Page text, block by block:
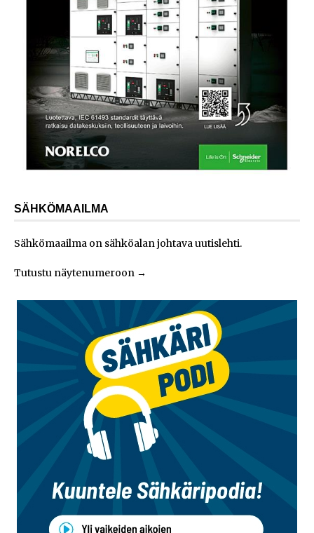
SÄHKÖMAAILMA
Sähkömaailma on sähköalan johtava uutislehti.
Tutustu näytenumeroon →